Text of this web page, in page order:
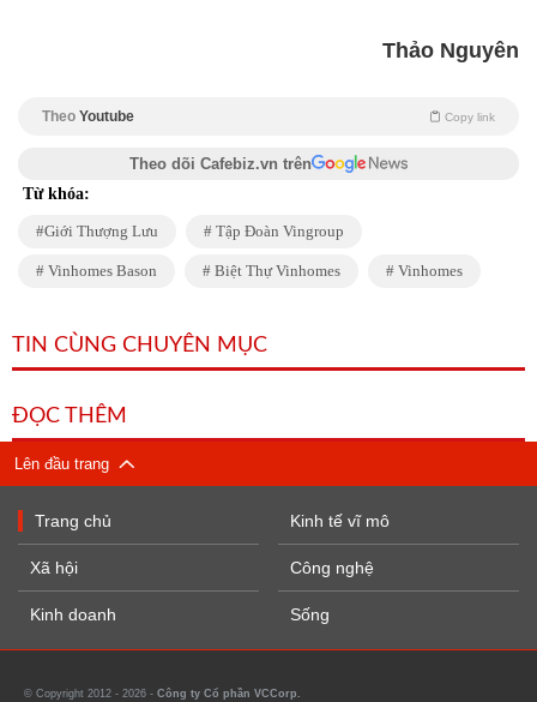
Thảo Nguyên
Theo Youtube Copy link
Theo dõi Cafebiz.vn trên
Từ khóa:
Giới Thượng Lưu Tập Đoàn Vingroup
Vinhomes Bason Biệt Thự Vinhomes Vinhomes
TIN CÙNG CHUYÊN MỤC
ĐỌC THÊM
Lên đầu trang
Trang chủ
Xã hội
Kinh doanh
Kinh tế vĩ mô
Công nghệ
Sống
© Copyright 2012 - 2026 - Công ty Cổ phần VCCorp.